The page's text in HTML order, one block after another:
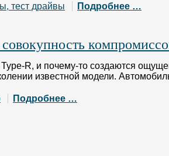
тест драйвы Подробнее …
R, и почему-то создаются
известной модели.
Подробнее …